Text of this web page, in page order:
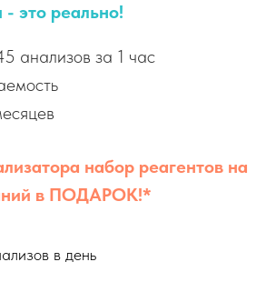
- это реально!
анализов за 1 час
набор реагентов на
в ПОДАРОК!*
в день